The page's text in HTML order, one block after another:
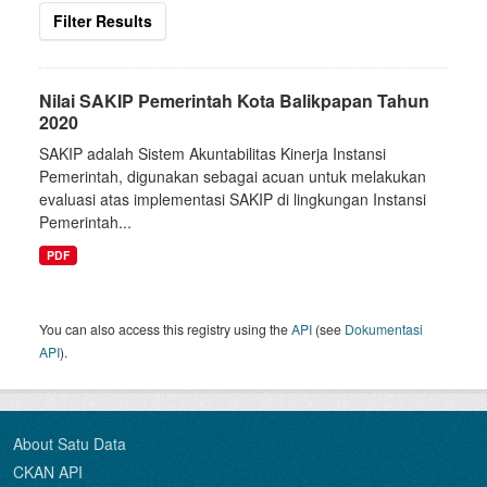
Filter Results
Nilai SAKIP Pemerintah Kota Balikpapan Tahun
2020
SAKIP adalah Sistem Akuntabilitas Kinerja Instansi
Pemerintah, digunakan sebagai acuan untuk melakukan
evaluasi atas implementasi SAKIP di lingkungan Instansi
Pemerintah...
PDF
You can also access this registry using theAPI (see Dokumentasi
API).
About Satu Data
CKAN API